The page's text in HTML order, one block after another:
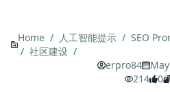
Home / 人工智能提示 / SEO
/ 社区建设 /
erpro84
214
0